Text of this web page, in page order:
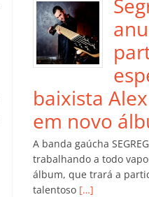
baixista
em novo
A banda gaúcha
trabalhando a todo
álbum, que trará a
talentoso […]